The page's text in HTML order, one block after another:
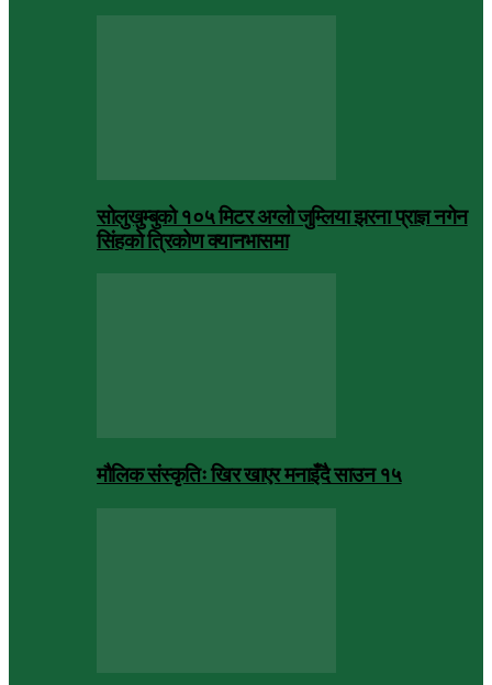
सोलुखुम्बुको १०५ मिटर अग्लो जुम्लिया झरना प्राज्ञ नगेन
सिंहको त्रिकोण क्यानभासमा
मौलिक संस्कृतिः खिर खाएर मनाइँदै साउन १५